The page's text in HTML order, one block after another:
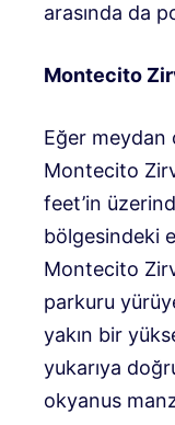
arasında da
Montecito
Eğer meydan
Montecito
feet’in
bölgesindeki
Montecito
parkuru
yakın bir
yukarıya
okyanus